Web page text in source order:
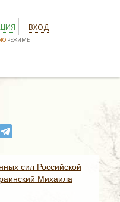
ВХОД
РЕЖИМЕ
сил Российской
Михаила